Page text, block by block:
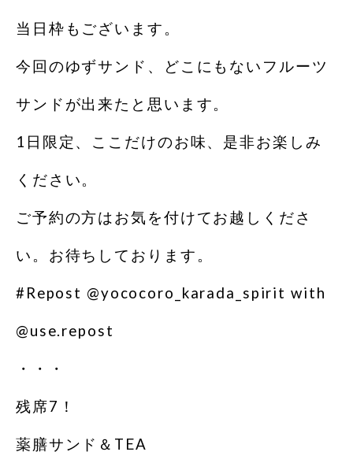
当日枠もございます。
今回のゆずサンド、どこにもないフルーツ
サンドが出来たと思います。
1日限定、ここだけのお味、是非お楽しみ
ください。
ご予約の方はお気を付けてお越しくださ
い。お待ちしております。
#Repost @yococoro_karada_spirit with
@use.repost
・・・
残席7！
薬膳サンド＆TEA